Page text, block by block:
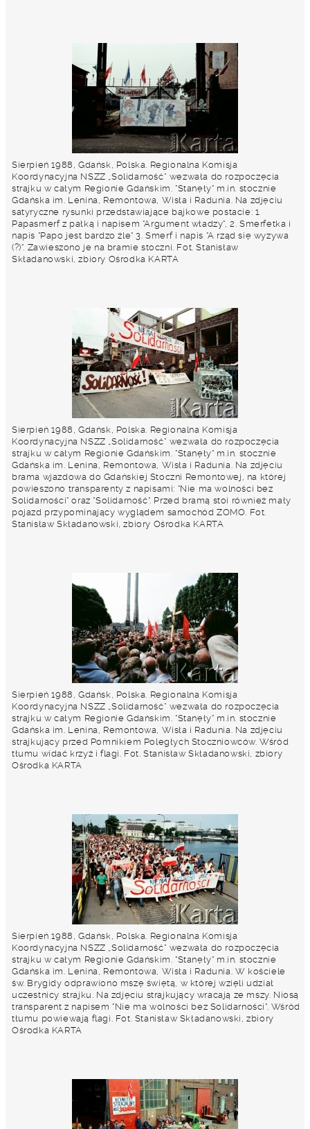
Sierpień 1988, Gdańsk, Polska. Regionalna Komisja
Koordynacyjna NSZZ „Solidarność” wezwała do rozpoczęcia
strajku w całym Regionie Gdańskim. "Stanęły" m.in. stocznie
Gdańska im. Lenina, Remontowa, Wisła i Radunia. Na zdjęciu
satyryczne rysunki przedstawiające bajkowe postacie: 1.
Papasmerf z pałką i napisem "Argument władzy", 2. Smerfetka i
napis "Papo jest bardzo źle" 3. Smerf i napis "A rząd się wyzywa
(?)". Zawieszono je na bramie stoczni. Fot. Stanisław
Składanowski, zbiory Ośrodka KARTA
Sierpień 1988, Gdańsk, Polska. Regionalna Komisja
Koordynacyjna NSZZ „Solidarność” wezwała do rozpoczęcia
strajku w całym Regionie Gdańskim. "Stanęły" m.in. stocznie
Gdańska im. Lenina, Remontowa, Wisła i Radunia. Na zdjęciu
brama wjazdowa do Gdańskiej Stoczni Remontowej, na której
powieszono transparenty z napisami: "Nie ma wolności bez
Solidarności" oraz "Solidarność". Przed bramą stoi również mały
pojazd przypominający wyglądem samochód ZOMO. Fot.
Stanisław Składanowski, zbiory Ośrodka KARTA
Sierpień 1988, Gdańsk, Polska. Regionalna Komisja
Koordynacyjna NSZZ „Solidarność” wezwała do rozpoczęcia
strajku w całym Regionie Gdańskim. "Stanęły" m.in. stocznie
Gdańska im. Lenina, Remontowa, Wisła i Radunia. Na zdjęciu
strajkujący przed Pomnikiem Poległych Stoczniowców. Wśród
tłumu widać krzyż i flagi. Fot. Stanisław Składanowski, zbiory
Ośrodka KARTA
Sierpień 1988, Gdańsk, Polska. Regionalna Komisja
Koordynacyjna NSZZ „Solidarność” wezwała do rozpoczęcia
strajku w całym Regionie Gdańskim. "Stanęły" m.in. stocznie
Gdańska im. Lenina, Remontowa, Wisła i Radunia. W kościele
św. Brygidy odprawiono mszę świętą, w której wzięli udział
uczestnicy strajku. Na zdjęciu strajkujący wracają ze mszy. Niosą
transparent z napisem "Nie ma wolności bez Solidarności". Wśród
tłumu powiewają flagi. Fot. Stanisław Składanowski, zbiory
Ośrodka KARTA